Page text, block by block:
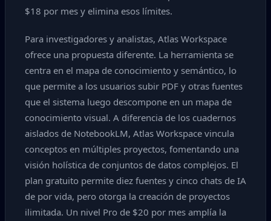
$18 por mes y elimina esos límites.
Para investigadores y analistas, Atlas Workspace
ofrece una propuesta diferente. La herramienta se
centra en el mapa de conocimiento y semántico, lo
que permite a los usuarios subir PDF y otras fuentes
que el sistema luego descompone en un mapa de
conocimiento visual. A diferencia de los cuadernos
aislados de NotebookLM, Atlas Workspace vincula
conceptos en múltiples proyectos, fomentando una
visión holística de conjuntos de datos complejos. El
plan gratuito permite diez fuentes y cinco chats de IA
de por vida, pero otorga la creación de proyectos
ilimitada. Un nivel Pro de $20 por mes amplía la